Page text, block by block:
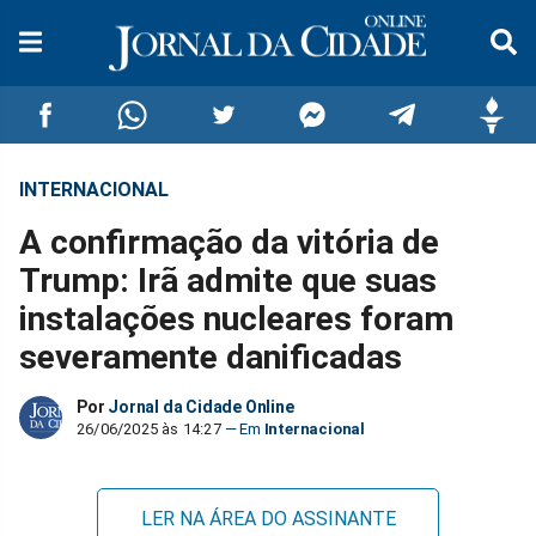
Compartilhar
no
Facebook
Compartilhar
no
Whatsapp
no
Twitter
no
Messenger
no
Telegram
INTERNACIONAL
A confirmação da vitória de
Trump: Irã admite que suas
instalações nucleares foram
severamente danificadas
Por Jornal da Cidade Online
26/06/2025 às 14:27 Internacional
LER NA ÁREA DO ASSINANTE